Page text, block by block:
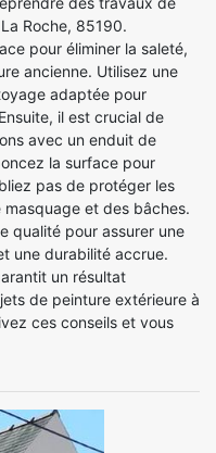
Roche, 85190.
pour éliminer la saleté,
ancienne. Utilisez une
adaptée pour
il est crucial de
avec un enduit de
la surface pour
pas de protéger les
et des bâches.
qualité pour assurer une
une durabilité accrue.
un résultat
de peinture extérieure à
ces conseils et vous